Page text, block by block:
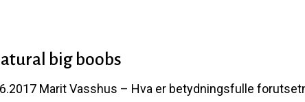
big boobs
Marit Vasshus – Hva er betydningsfulle